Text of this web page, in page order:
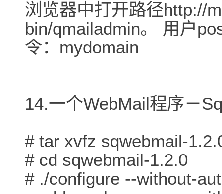
浏览器中打开路径http://
bin/qmailadmin。 用户
令：mydomain
14.一个WebMail程序－
# tar xvfz sqwebmail-
# cd sqwebmail-1.2.0
# ./configure --without-